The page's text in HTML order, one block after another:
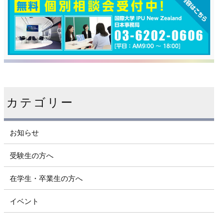
カテゴリー
お知らせ
受験生の方へ
在学生・卒業生の方へ
イベント